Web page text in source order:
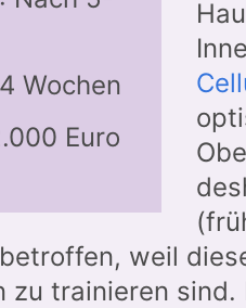
Wochen
Euro
weil
zu trainieren sind.